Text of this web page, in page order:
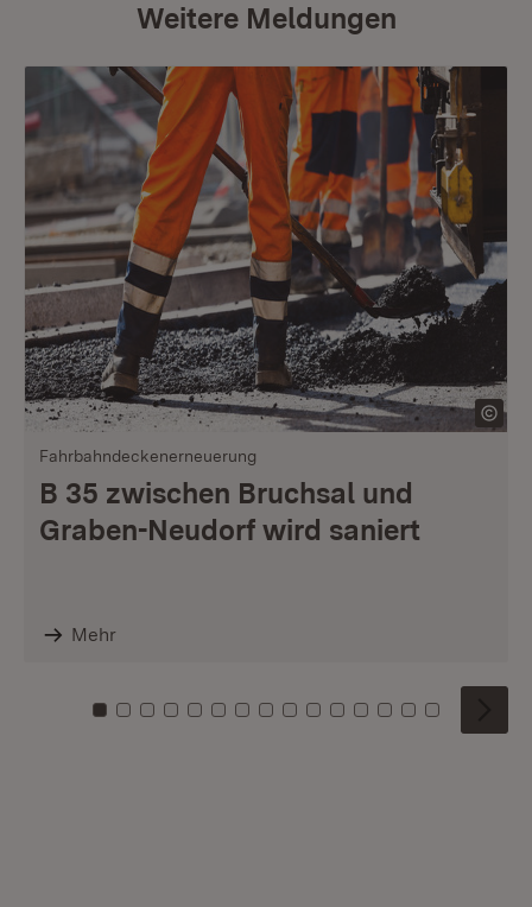
Weitere Meldungen
Fahrbahndeckenerneuerung
B 35 zwischen Bruchsal und
Graben-Neudorf wird saniert
Mehr
Zu Kachel: 0
Zu Kachel: 1
Zu Kachel: 2
Zu Kachel: 3
Zu Kachel: 4
Zu Kachel: 5
Zu Kachel: 6
Zu Kachel: 7
Zu Kachel: 8
Zu Kachel: 9
Zu Kachel: 10
Zu Kachel: 11
Zu Kachel: 12
Zu Kachel:
Zu